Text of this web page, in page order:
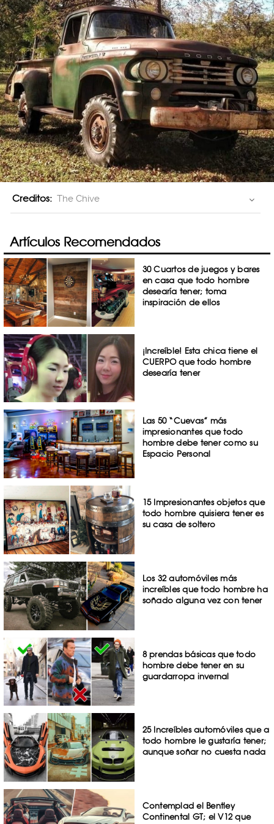
Creditos: The Chive
Artículos Recomendados
30 Cuartos de juegos y bares
en casa que todo hombre
desearía tener; toma
inspiración de ellos
¡Increíble! Esta chica tiene el
CUERPO que todo hombre
desearía tener
Las 50 “Cuevas” más
impresionantes que todo
hombre debe tener como su
Espacio Personal
15 Impresionantes objetos que
todo hombre quisiera tener es
su casa de soltero
Los 32 automóviles más
increíbles que todo hombre ha
soñado alguna vez con tener
8 prendas básicas que todo
hombre debe tener en su
guardarropa invernal
25 Increíbles automóviles que a
todo hombre le gustaría tener;
aunque soñar no cuesta nada
Contemplad el Bentley
Continental GT; el V12 que